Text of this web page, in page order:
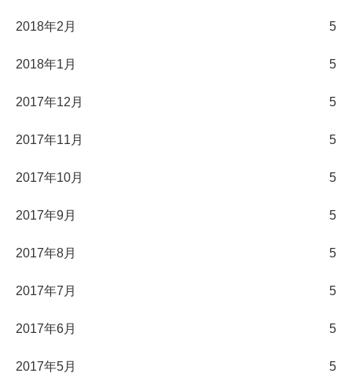
2018年2月 5
2018年1月 5
2017年12月 5
2017年11月 5
2017年10月 5
2017年9月 5
2017年8月 5
2017年7月 5
2017年6月 5
2017年5月 5